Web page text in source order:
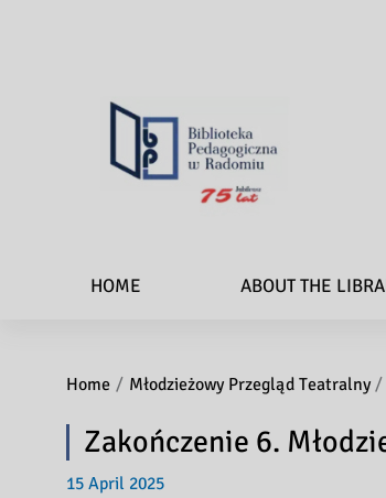
HOME ABOUT THE
Home Młodzieżowy Przegląd Teatralny
Zakończenie 6.
15 April 2025